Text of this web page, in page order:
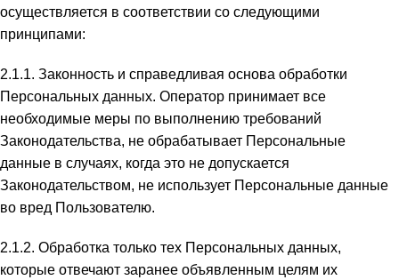
осуществляется в соответствии со следующими
принципами:
2.1.1. Законность и справедливая основа обработки
Персональных данных. Оператор принимает все
необходимые меры по выполнению требований
Законодательства, не обрабатывает Персональные
данные в случаях, когда это не допускается
Законодательством, не использует Персональные данные
во вред Пользователю.
2.1.2. Обработка только тех Персональных данных,
которые отвечают заранее объявленным целям их